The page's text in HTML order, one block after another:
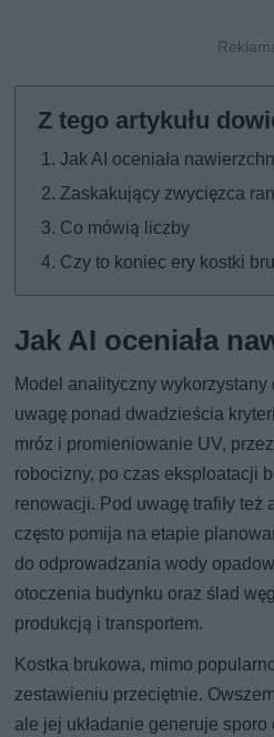
Jak AI oceniała
Zaskakujący zwycięzca
Co mówią liczby
Czy to koniec ery kostki
Jak AI oceniała
Model analityczny wykorzystany
uwagę ponad dwadzieścia
mróz i promieniowanie UV,
robocizny, po czas eksploatacji
renowacji. Pod uwagę trafiły też
często pomija na etapie
do odprowadzania wody
otoczenia budynku oraz ślad
produkcją i transportem.
Kostka brukowa, mimo
zestawieniu przeciętnie.
ale jej układanie generuje